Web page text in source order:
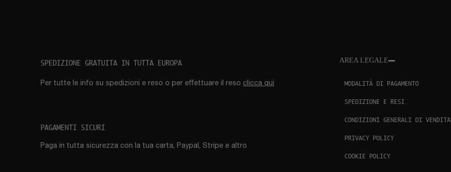
SPEDIZIONE GRATUITA IN TUTTA EUROPA
Per tutte le info su spedizioni e reso o per eﬀettuare il reso clicca qui
PAGAMENTI SICURI
Paga in tutta sicurezza con la tua carta, Paypal, Stripe e altro
AREA LEGALE
MODALITÀ DI PAGAMENTO
SPEDIZIONE E RESI
CONDIZIONI GENERALI DI VENDITA
PRIVACY POLICY
COOKIE POLICY